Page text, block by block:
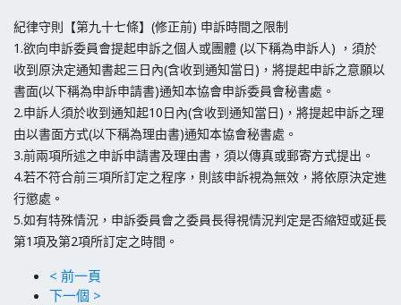
紀律守則【第九十七條】(修正前) 申訴時間之限制
1.欲向申訴委員會提起申訴之個人或團體 (以下稱為申訴人) ，須於
收到原決定通知書起三日內(含收到通知當日)，將提起申訴之意願以
書面(以下稱為申訴申請書)通知本協會申訴委員會秘書處。
2.申訴人須於收到通知起10日內(含收到通知當日)，將提起申訴之理
由以書面方式(以下稱為理由書)通知本協會秘書處。
3.前兩項所述之申訴申請書及理由書，須以傳真或郵寄方式提出。
4.若不符合前三項所訂定之程序，則該申訴視為無效，將依原決定進
行懲處。
5.如有特殊情況，申訴委員會之委員長得視情況判定是否縮短或延長
第1項及第2項所訂定之時間。
< 前一頁
下一個 >